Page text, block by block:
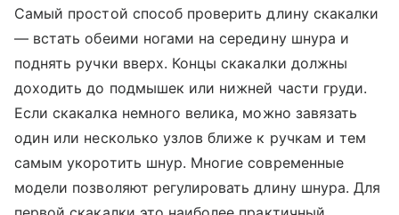
Самый простой способ проверить длину скакалки
― встать обеими ногами на середину шнура и
поднять ручки вверх. Концы скакалки должны
доходить до подмышек или нижней части груди.
Если скакалка немного велика, можно завязать
один или несколько узлов ближе к ручкам и тем
самым укоротить шнур. Многие современные
модели позволяют регулировать длину шнура. Для